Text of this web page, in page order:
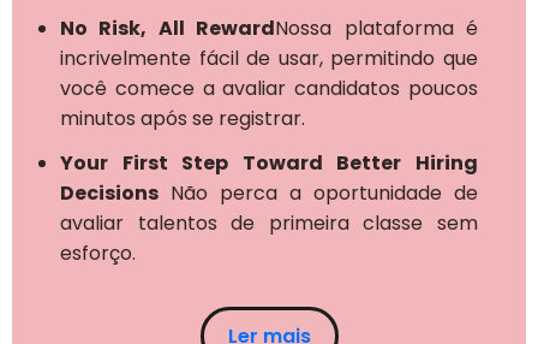
No Risk, All RewardNossa plataforma é
incrivelmente fácil de usar, permitindo que
você comece a avaliar candidatos poucos
minutos após se registrar.
Your First Step Toward Better Hiring
Decisions Não perca a oportunidade de
avaliar talentos de primeira classe sem
esforço.
Ler mais